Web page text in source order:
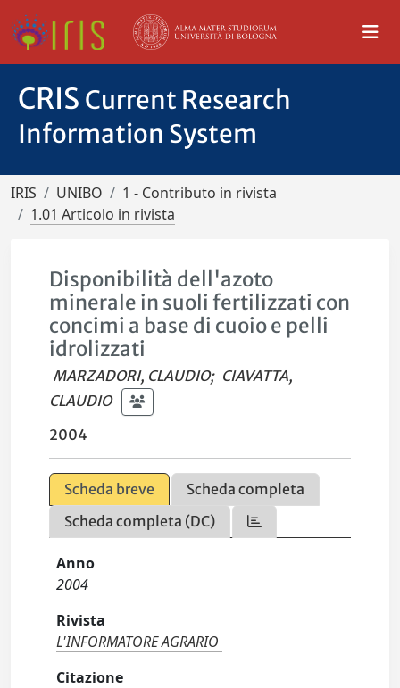
CRIS Current Research
Information System
IRIS UNIBO
1 - Contributo in rivista
1.01 Articolo in rivista
Disponibilità dell'azoto
minerale in suoli fertilizzati con
concimi a base di cuoio e pelli
idrolizzati
MARZADORI, CLAUDIO; CIAVATTA,
CLAUDIO
2004
Scheda breve
Scheda completa
Scheda completa (DC)
Anno
2004
Rivista
L'INFORMATORE AGRARIO
Citazione